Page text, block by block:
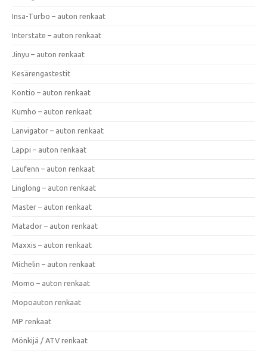
Insa-Turbo – auton renkaat
Interstate – auton renkaat
Jinyu – auton renkaat
Kesärengastestit
Kontio – auton renkaat
Kumho – auton renkaat
Lanvigator – auton renkaat
Lappi – auton renkaat
Laufenn – auton renkaat
Linglong – auton renkaat
Master – auton renkaat
Matador – auton renkaat
Maxxis – auton renkaat
Michelin – auton renkaat
Momo – auton renkaat
Mopoauton renkaat
MP renkaat
Mönkijä / ATV renkaat